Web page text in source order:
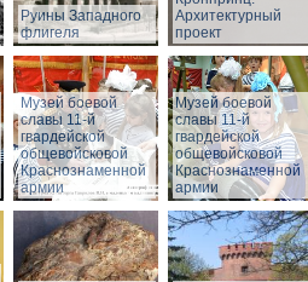
Руины Западного
флигеля
Архитектурный
проект
Музей боевой
славы 11-й
гвардейской
общевойсковой
Краснознаменной
армии
Музей боевой
славы 11-й
гвардейской
общевойсковой
Краснознаменной
армии